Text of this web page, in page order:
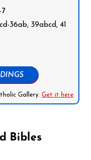
7
36ab, 39abcd, 41
Gallery. Get it here
Bibles